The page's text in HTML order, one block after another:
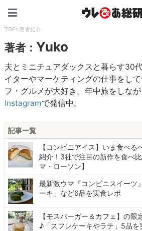
TOP>著者紹介
著者： Yuko
夫とミニチュアダックスと暮らす30
イターやマーケティングの仕事をし
フ・グルメが大好き。年中旅をしな
Instagramで発信中。
記事一覧
【コンビニアイス】いま食べ
紹介！3社で注目の新作を食べ
マ・ローソン】
最新激ウマ『コンビニスイーツ
ーキ」など6品を実食レポ
【モスバーガー＆カフェ】の
♪「スフレケーキやラテ」5品を